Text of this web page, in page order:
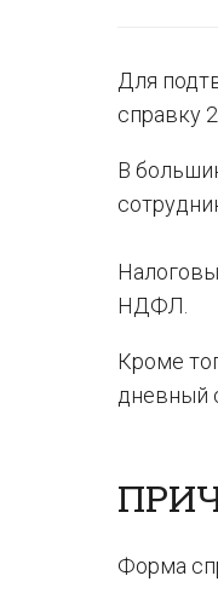
Для
справку
В
НДФЛ.
Кроме
дневный
Форма